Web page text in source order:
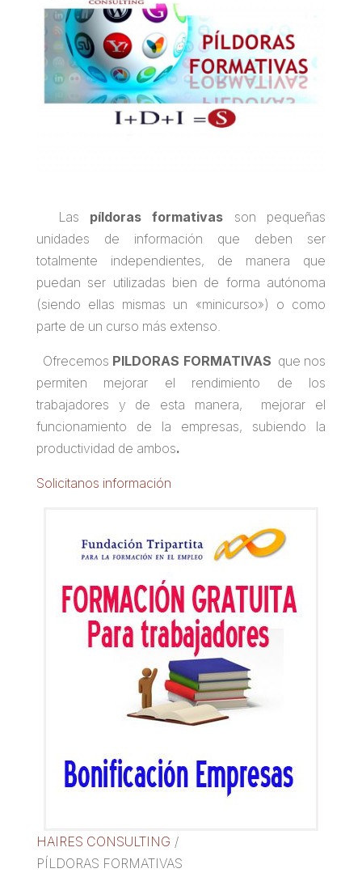
Las píldoras formativas son pequeñas
unidades de información que deben ser
totalmente independientes, de manera que
puedan ser utilizadas bien de forma autónoma
(siendo ellas mismas un «minicurso») o como
parte de un curso más extenso.
Ofrecemos PILDORAS FORMATIVAS que nos
permiten mejorar el rendimiento de los
trabajadores y de esta manera, mejorar el
funcionamiento de la empresas, subiendo la
productividad de ambos.
Solicitanos información
HAIRES CONSULTING /
PÍLDORAS FORMATIVAS